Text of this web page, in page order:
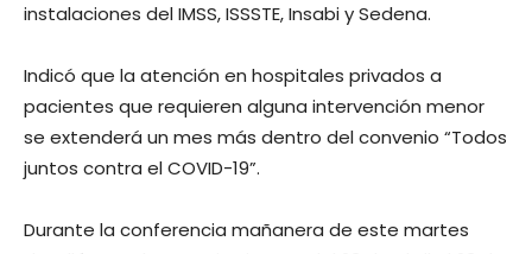
instalaciones del IMSS, ISSSTE, Insabi y Sedena.
Indicó que la atención en hospitales privados a
pacientes que requieren alguna intervención menor
se extenderá un mes más dentro del convenio “Todos
juntos contra el COVID-19”.
Durante la conferencia mañanera de este martes